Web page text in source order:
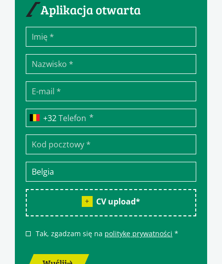
Aplikacja otwarta
Telefon *
CV upload*
Tak, zgadzam się na politykę prywatności *